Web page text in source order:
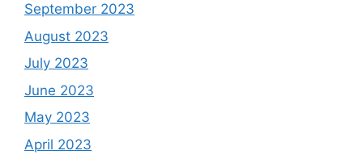
September 2023
August 2023
July 2023
June 2023
May 2023
April 2023